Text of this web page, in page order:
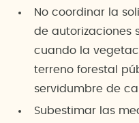
No coordinar la
de autorizaciones
cuando la
terreno forestal
servidumbre de
Subestimar las